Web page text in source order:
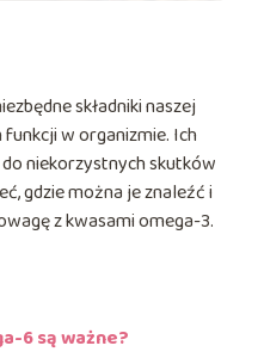
składniki naszej
w organizmie. Ich
niekorzystnych skutków
gdzie można je znaleźć i
z kwasami omega-3.
6 są ważne?